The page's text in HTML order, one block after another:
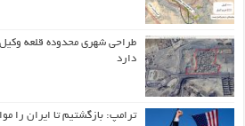
دارد
ترامپ: بازگشتیم تا ایران را